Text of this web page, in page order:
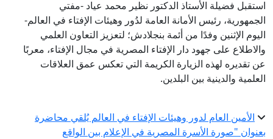
استقبل فضيلة الأستاذ الدكتور نظير محمد عياد -مفتي
الجمهورية، رئيس الأمانة العامة لدُور وهيئات الإفتاء في العالم-
اليوم الإثنين وفدًا من أئمة بنجلادش؛ لتعزيز التعاون العلمي
والاطلاع على جهود دار الإفتاء المصرية في مجال الإفتاء، معربًا
عن تقديره لهذه الزيارة الكريمة التي تعكس عمق العلاقات
العلمية والدينية بين البلدين.
الأمين العام لدور وهيئات الإفتاء في العالم يُلقي محاضرة
بعنوان "صورة الأسرة المصرية في الإعلام بين الواقع